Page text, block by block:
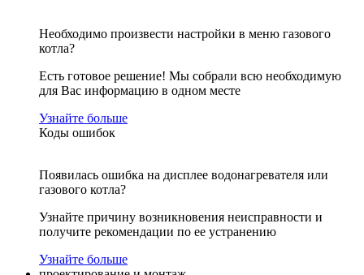
Необходимо произвести настройки в меню газового
котла?
Есть готовое решение! Мы собрали всю необходимую
для Вас информацию в одном месте
Узнайте больше
Коды ошибок
Появилась ошибка на дисплее водонагревателя или
газового котла?
Узнайте причину возникновения неисправности и
получите рекомендации по ее устранению
Узнайте больше